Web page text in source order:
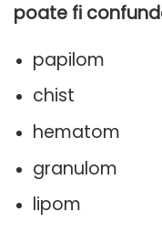
poate fi
papilom
chist
hematom
granulom
lipom